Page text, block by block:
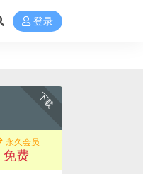
登录
下载
永久会员
免费